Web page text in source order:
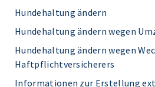
Hundehaltung ändern
Hundehaltung ändern wegen
Hundehaltung ändern wegen
Haftpflichtversicherers
Informationen zur Erstellung